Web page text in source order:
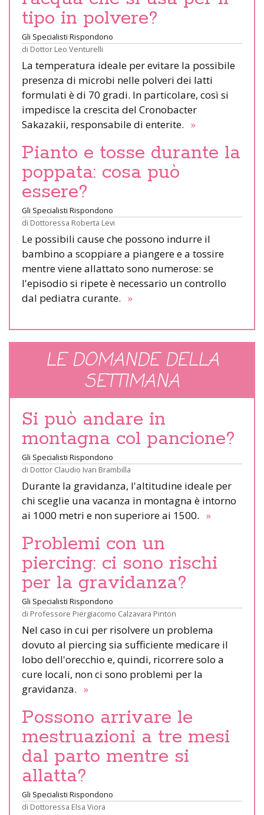
tipo in polvere?
Gli Specialisti Rispondono
di Dottor Leo Venturelli
La temperatura ideale per evitare la possibile
presenza di microbi nelle polveri dei latti
formulati è di 70 gradi. In particolare, così si
impedisce la crescita del Cronobacter
Sakazakii, responsabile di enterite. »
Pianto e tosse durante la
poppata: cosa può
essere?
Gli Specialisti Rispondono
di Dottoressa Roberta Levi
Le possibili cause che possono indurre il
bambino a scoppiare a piangere e a tossire
mentre viene allattato sono numerose: se
l'episodio si ripete è necessario un controllo
dal pediatra curante. »
LE DOMANDE DELLA
SETTIMANA
Si può andare in
montagna col pancione?
Gli Specialisti Rispondono
di Dottor Claudio Ivan Brambilla
Durante la gravidanza, l'altitudine ideale per
chi sceglie una vacanza in montagna è intorno
ai 1000 metri e non superiore ai 1500. »
Problemi con un
piercing: ci sono rischi
per la gravidanza?
Gli Specialisti Rispondono
di Professore Piergiacomo Calzavara Pinton
Nel caso in cui per risolvere un problema
dovuto al piercing sia sufficiente medicare il
lobo dell'orecchio e, quindi, ricorrere solo a
cure locali, non ci sono problemi per la
gravidanza. »
Possono arrivare le
mestruazioni a tre mesi
dal parto mentre si
allatta?
Gli Specialisti Rispondono
di Dottoressa Elsa Viora